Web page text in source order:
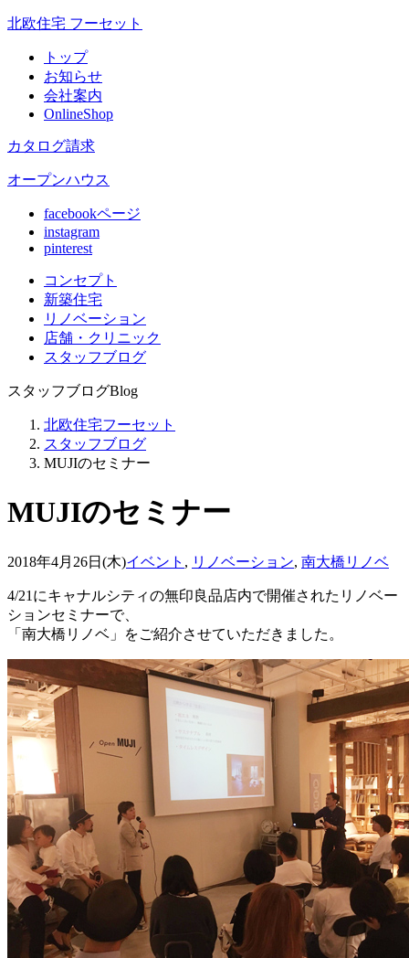
北欧住宅 フーセット
トップ
お知らせ
会社案内
OnlineShop
カタログ請求
オープンハウス
facebookページ
instagram
pinterest
コンセプト
新築住宅
リノベーション
店舗 ・クリニック
スタッフブログ
スタッフブログBlog
北欧住宅フーセット
スタッフブログ
MUJIのセミナー
MUJIのセミナー
2018年4月26日(木)イベント , リノベーション, 南大橋リノベ
4/21にキャナルシティの無印良品店内で開催されたリノベー
ションセミナーで、
「南大橋リノベ」をご紹介させていただきました。